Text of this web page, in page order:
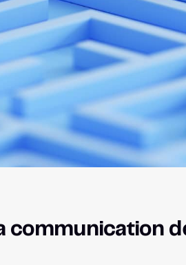
communication